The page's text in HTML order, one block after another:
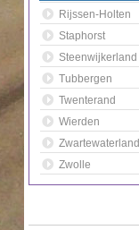
Rijssen-Holten
Staphorst
Steenwijkerland
Tubbergen
Twenterand
Wierden
Zwartewaterland
Zwolle